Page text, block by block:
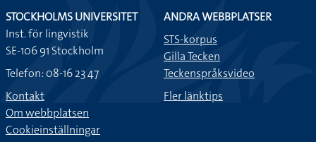
STOCKHOLMS UNIVERSITET
Inst. för lingvistik
SE-106 91 Stockholm
Telefon: 08-16 23 47
Kontakt
Om webbplatsen
Cookieinställningar
ANDRA WEBBPLATSER
STS-korpus
Gilla Tecken
Teckenspråksvideo
Fler länktips